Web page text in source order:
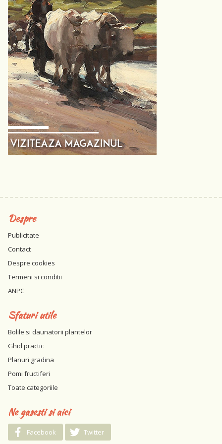
Despre
Publicitate
Contact
Despre cookies
Termeni si conditii
ANPC
Sfaturi utile
Bolile si daunatorii plantelor
Ghid practic
Planuri gradina
Pomi fructiferi
Toate categoriile
Ne gasesti si aici
Facebook Twitter